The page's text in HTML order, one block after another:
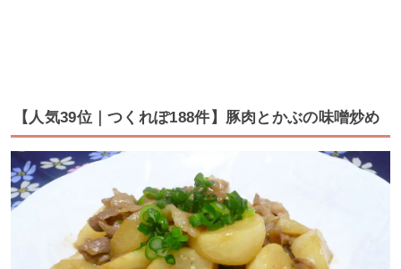
【人気39位｜つくれぽ188件】豚肉とかぶの味噌炒め